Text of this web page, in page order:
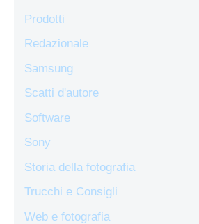
Prodotti
Redazionale
Samsung
Scatti d'autore
Software
Sony
Storia della fotografia
Trucchi e Consigli
Web e fotografia